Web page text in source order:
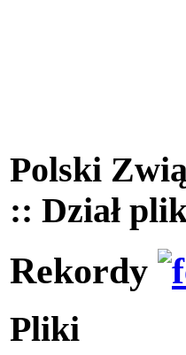
Polski
:: Dział
Rekordy
Pliki